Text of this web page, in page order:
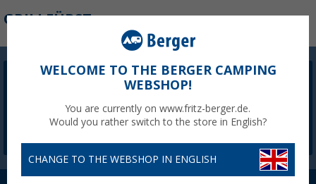
GRILLFÜRST
Berger Newsletter
5,- € Willkommensgutschein sichern
WELCOME TO THE BERGER CAMPING
WEBSHOP!
You are currently on www.fritz-berger.de.
Would you rather switch to the store in English?
CHANGE TO THE WEBSHOP IN ENGLISH